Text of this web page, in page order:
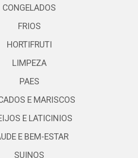
CONGELADOS
FRIOS
HORTIFRUTI
LIMPEZA
PAES
E MARISCOS
E LATICINIOS
E BEM-ESTAR
SUINOS